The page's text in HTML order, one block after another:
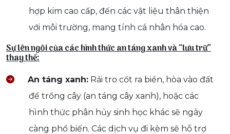
hợp kim cao cấp, đến các vật liệu thân thiện
với môi trường, mang tính cá nhân hóa cao.
Sự lên ngôi của các hình thức an táng xanh và “lưu trữ”
thay thế:
An táng xanh: Rải tro cốt ra biển, hòa vào đất
để trồng cây (an táng cây xanh), hoặc các
hình thức phân hủy sinh học khác sẽ ngày
càng phổ biến. Các dịch vụ đi kèm sẽ hỗ trợ